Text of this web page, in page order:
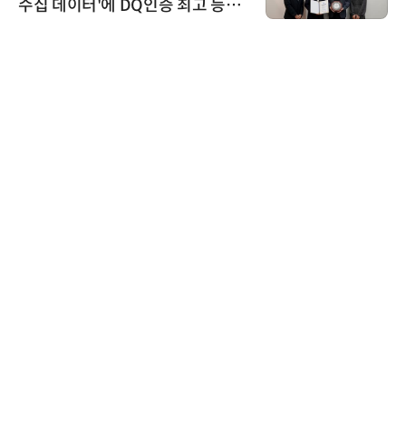
수집 데이터'에 DQ인증 최고 등급